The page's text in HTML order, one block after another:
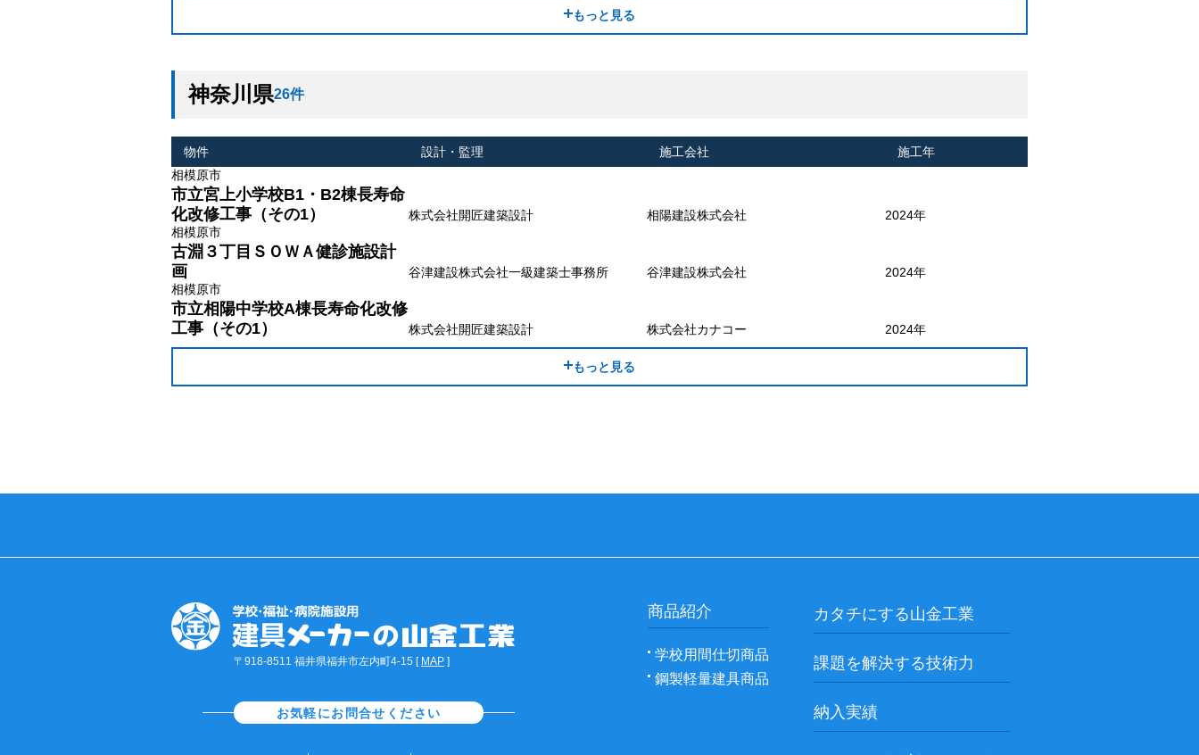
もっと見る
神奈川県26件
物件 設計・監理 施工会社
施工年
相模原市
市立宮上小学校B1・B2棟長寿命
化改修工事（その1）
株式会社開匠建築設計 相陽建設株式会社
2024年
相模原市
古淵３丁目ＳＯＷＡ健診施設計
画
谷津建設株式会社一級建築士事務所 谷津建設株式会社
2024年
相模原市
市立相陽中学校A棟長寿命化改修
工事（その1）
株式会社開匠建築設計 株式会社カナコー 2024年
もっと見る
〒918-8511 福井県福井市左内町4-15 [ MAP ]
お気軽にお問合せください
商品紹介
学校用間仕切商品
鋼製軽量建具商品
カタチにする山金工業
課題を解決する技術力
納入実績